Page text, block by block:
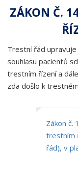
ZÁKON Č.
Trestní řád
souhlasu pacientů
trestním řízení a
zda došlo k
Zákon č.
trestním
řád), v